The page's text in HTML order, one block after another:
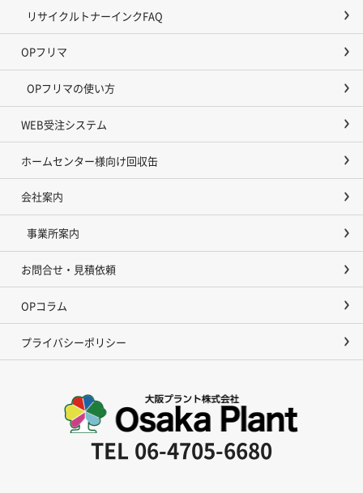
リサイクルトナーインクFAQ
OPフリマ
OPフリマの使い方
WEB受注システム
ホームセンター様向け回収缶
会社案内
事業所案内
お問合せ・見積依頼
OPコラム
プライバシーポリシー
TEL 06-4705-6680